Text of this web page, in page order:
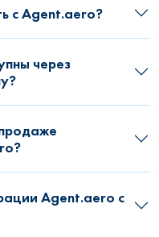
с Agent.aero?
через
Agent.aero с